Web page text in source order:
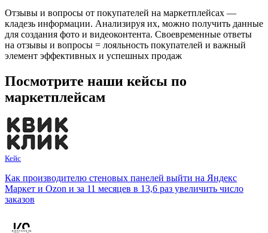
Отзывы и вопросы от покупателей на маркетплейсах —
кладезь информации. Анализируя их, можно получить данные
для создания фото и видеоконтента. Своевременные ответы
на отзывы и вопросы = лояльность покупателей и важный
элемент эффективных и успешных продаж
Посмотрите наши кейсы по
маркетплейсам
Кейс
Как производителю стеновых панелей выйти на Яндекс
Маркет и Ozon и за 11 месяцев в 13,6 раз увеличить число
заказов